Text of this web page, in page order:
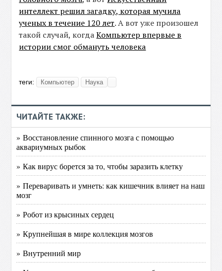
интеллект решил загадку, которая мучила
ученых в течение 120 лет. А вот уже произошел
такой случай, когдаКомпьютер впервые в
истории смог обмануть человека
теги: Компьютер Наука
ЧИТАЙТЕ ТАКЖЕ:
» Восстановление спинного мозга с помощью
аквариумных рыбок
» Как вирус борется за то, чтобы заразить клетку
» Переваривать и умнеть: как кишечник влияет на наш
мозг
» Робот из крысиных сердец
» Крупнейшая в мире коллекция мозгов
» Внутренний мир